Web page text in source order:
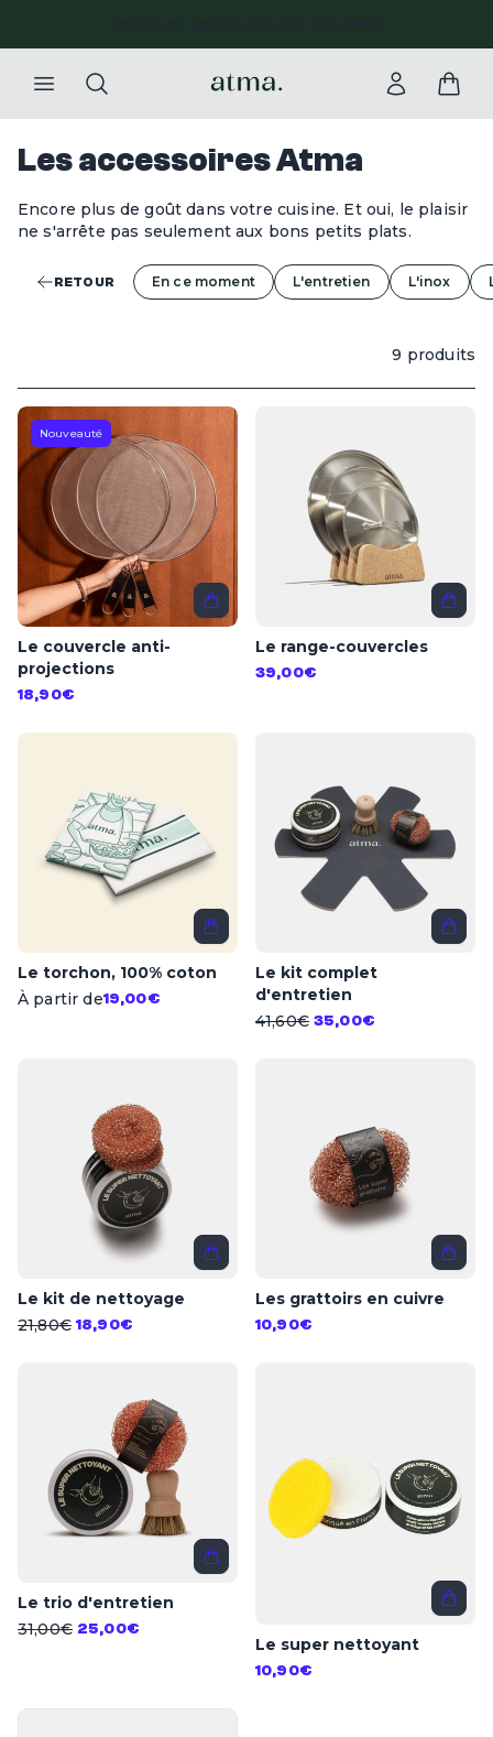
Les accessoires Atma
Encore plus de goût dans votre cuisine. Et oui, le plaisir
ne s'arrête pas seulement aux bons petits plats.
RETOUR En ce moment L'entretien L'inox
9 produits
Nouveauté
Le couvercle anti-
projections
18,90€
Le range-couvercles
39,00€
Le torchon, 100% coton
À partir de19,00€
Le kit complet
d'entretien
41,60€ 35,00€
Le kit de nettoyage
21,80€ 18,90€
Les grattoirs en cuivre
10,90€
Le trio d'entretien
31,00€ 25,00€
Le super nettoyant
10,90€